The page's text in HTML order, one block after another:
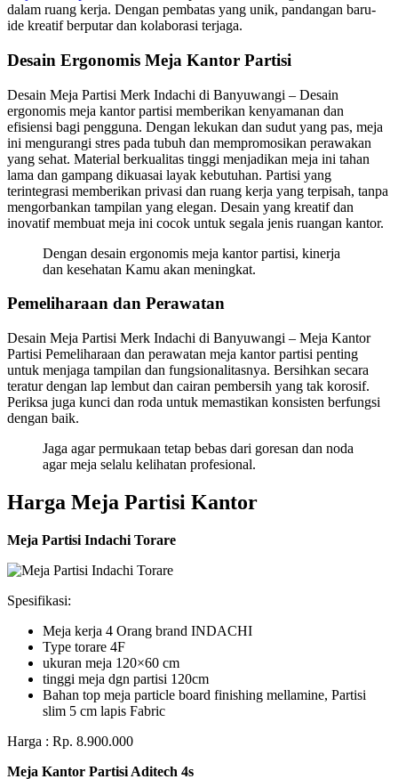
dalam ruang kerja. Dengan pembatas yang unik, pandangan baru-
ide kreatif berputar dan kolaborasi terjaga.
Desain Ergonomis Meja Kantor Partisi
Desain Meja Partisi Merk Indachi di Banyuwangi – Desain
ergonomis meja kantor partisi memberikan kenyamanan dan
efisiensi bagi pengguna. Dengan lekukan dan sudut yang pas, meja
ini mengurangi stres pada tubuh dan mempromosikan perawakan
yang sehat. Material berkualitas tinggi menjadikan meja ini tahan
lama dan gampang dikuasai layak kebutuhan. Partisi yang
terintegrasi memberikan privasi dan ruang kerja yang terpisah, tanpa
mengorbankan tampilan yang elegan. Desain yang kreatif dan
inovatif membuat meja ini cocok untuk segala jenis ruangan kantor.
Dengan desain ergonomis meja kantor partisi, kinerja
dan kesehatan Kamu akan meningkat.
Pemeliharaan dan Perawatan
Desain Meja Partisi Merk Indachi di Banyuwangi – Meja Kantor
Partisi Pemeliharaan dan perawatan meja kantor partisi penting
untuk menjaga tampilan dan fungsionalitasnya. Bersihkan secara
teratur dengan lap lembut dan cairan pembersih yang tak korosif.
Periksa juga kunci dan roda untuk memastikan konsisten berfungsi
dengan baik.
Jaga agar permukaan tetap bebas dari goresan dan noda
agar meja selalu kelihatan profesional.
Harga Meja Partisi Kantor
Meja Partisi Indachi Torare
Spesifikasi:
Meja kerja 4 Orang brand INDACHI
Type torare 4F
ukuran meja 120×60 cm
tinggi meja dgn partisi 120cm
Bahan top meja particle board finishing mellamine, Partisi
slim 5 cm lapis Fabric
Harga : Rp. 8.900.000
Meja Kantor Partisi Aditech 4s